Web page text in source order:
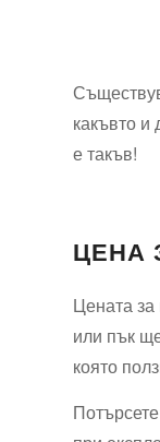
какъвто
е такъв!
ЦЕНА
Цената
или пък
която